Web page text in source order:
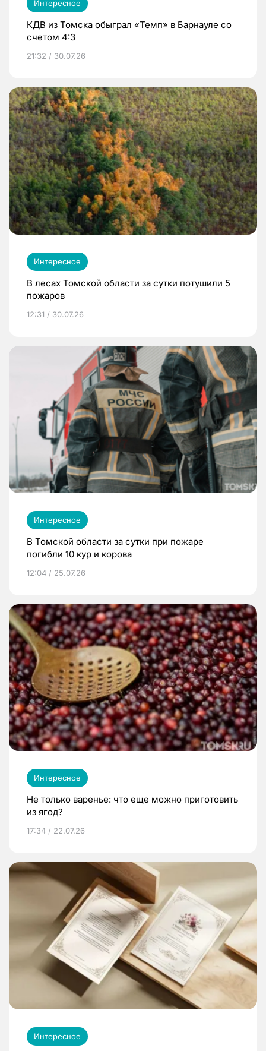
Интересное
КДВ из Томска обыграл «Темп» в Барнауле со
счетом 4:3
21:32 / 30.07.26
Интересное
В лесах Томской области за сутки потушили 5
пожаров
12:31 / 30.07.26
Интересное
В Томской области за сутки при пожаре
погибли 10 кур и корова
12:04 / 25.07.26
Интересное
Не только варенье: что еще можно приготовить
из ягод?
17:34 / 22.07.26
Интересное